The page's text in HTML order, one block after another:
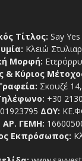
Τίτλος: Say
Κλειώ
Μορφή:
& Κύριος
Σκουζέ
+30
ΔΟΥ:
ΑΡ. ΓΕΜΗ:
Εκπρόσωπος: